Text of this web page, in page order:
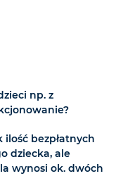
np. z
bezpłatnych
dziecka, ale
wynosi ok. dwóch